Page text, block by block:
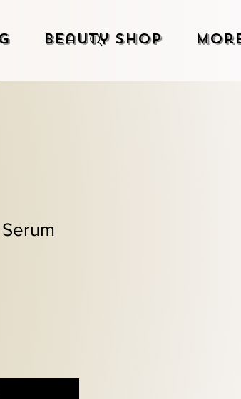
Beauty Shop